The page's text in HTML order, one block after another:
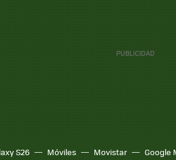
S26 Móviles Movistar Google